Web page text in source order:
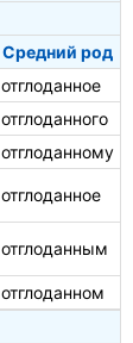
Средний род
отглоданное
отглоданного
отглоданному
отглоданное
отглоданным
отглоданном